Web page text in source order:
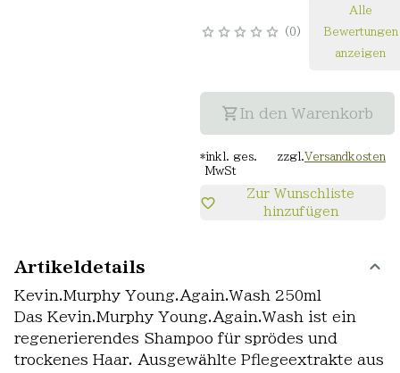
0
Alle
Bewertungen
anzeigen
In den Warenkorb
*inkl. ges.
MwSt
zzgl. Versandkosten
Zur Wunschliste
hinzufügen
Artikeldetails
Kevin.Murphy Young.Again.Wash 250ml
Das Kevin.Murphy Young.Again.Wash ist ein
regenerierendes Shampoo für sprödes und
trockenes Haar. Ausgewählte Pflegeextrakte aus